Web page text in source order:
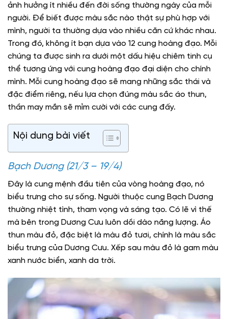
ảnh hưởng ít nhiều đến đời sống thường ngày của mỗi
người. Để biết được màu sắc nào thật sự phù hợp với
mình, người ta thường dựa vào nhiều căn cứ khác nhau.
Trong đó, không ít bạn dựa vào 12 cung hoàng đạo. Mỗi
chúng ta được sinh ra dưới một dấu hiệu chiêm tinh cụ
thể tương ứng với cung hoàng đạo đại diện cho chính
mình. Mỗi cung hoàng đạo sẽ mang những sắc thái và
đặc điểm riêng, nếu lựa chọn đúng màu sắc áo thun,
thần may mắn sẽ mỉm cười với các cung đấy.
Nội dung bài viết
Bạch Dương (21/3 – 19/4)
Đây là cung mệnh đầu tiên của vòng hoàng đạo, nó
biểu trưng cho sự sống. Người thuộc cung Bạch Dương
thường nhiệt tình, tham vọng và sáng tạo. Có lẽ vì thế
mà bên trong Dương Cưu luôn dồi dào năng lượng. Áo
thun màu đỏ, đặc biệt là màu đỏ tươi, chính là màu sắc
biểu trưng của Dương Cưu. Xếp sau màu đỏ là gam màu
xanh nước biển, xanh da trời.